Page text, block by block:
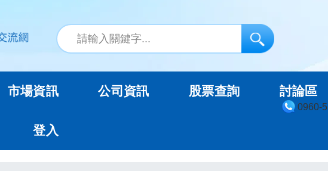
0960-
市場資訊 公司資訊 股票查詢 討論區
登入